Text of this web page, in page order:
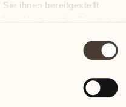
ihnen bereitgestellt